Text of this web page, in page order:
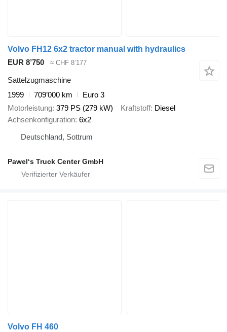
Volvo FH12 6x2 tractor manual with hydraulics
EUR 8’750
≈ CHF 8’177
Sattelzugmaschine
1999
709’000 km
Euro 3
Motorleistung 379 PS (279 kW) Kraftstoff Diesel
Achsenkonfiguration 6x2
Deutschland, Sottrum
Pawel‘s Truck Center GmbH
Volvo FH 460